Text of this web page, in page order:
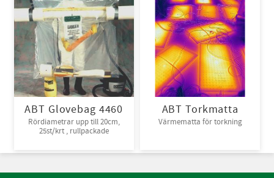
ABT Glovebag 4460
Rördiametrar upp till 20cm,
25st/krt , rullpackade
ABT Torkmatta
Värmematta för torkning